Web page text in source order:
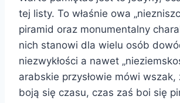
tej listy. To właśnie owa
piramid oraz monumentalny
nich stanowi dla wielu osób
niezwykłości a nawet
arabskie przysłowie mówi wszak,
boją się czasu, czas zaś boi się